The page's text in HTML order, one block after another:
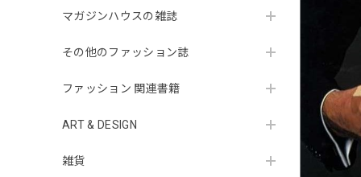
マガジンハウスの雑誌
その他のファッション誌
ファッション 関連書籍
ART & DESIGN
雑貨